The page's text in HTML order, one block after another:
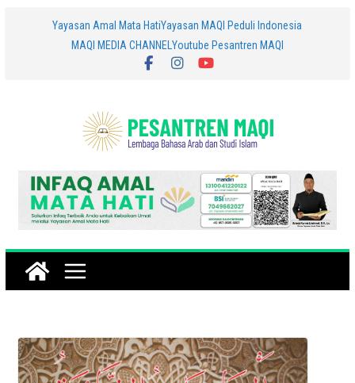
Yayasan Amal Mata HatiYayasan MAQI Peduli Indonesia
MAQI MEDIA CHANNEL Youtube Pesantren MAQI